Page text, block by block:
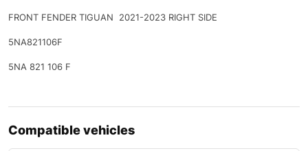
FRONT FENDER TIGUAN 2021-2023 RIGHT SIDE
5NA821106F
5NA 821 106 F
Compatible vehicles